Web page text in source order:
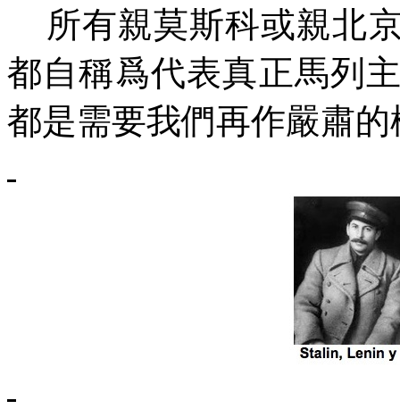
所有親莫斯科或親北
都自稱爲代表真正馬列
都是需要我們再作嚴肅